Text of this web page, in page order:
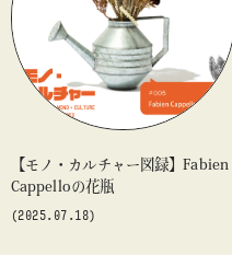
【モノ・カルチャー図録】Fabien
Cappelloの花瓶
(2025.07.18)